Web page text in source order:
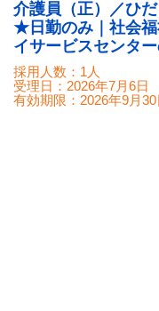
介護員（正）／ひ
★日勤のみ｜社会福
イサービスセンタ
採用人数：1人
受理日： 2026年7月6日
有効期限： 2026年9月30